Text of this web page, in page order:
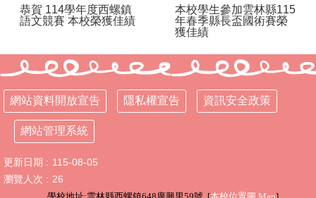
專
區
務
E
化
學
校
關
網
恭賀 114學年度西螺鎮
語文競賽 本校榮獲佳績
本校學生參加雲林縣115
年春季縣長盃國術賽榮
獲佳績
網站資料開放宣告 隱私權宣告 資訊安全政策
網站管理系統
更新日期
115-08-05
瀏覽人次
26